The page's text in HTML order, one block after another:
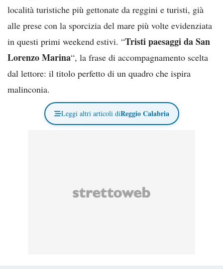
località turistiche più gettonate da reggini e turisti, già
alle prese con la sporcizia del mare più volte evidenziata
in questi primi weekend estivi. “Tristi paesaggi da San
Lorenzo Marina“, la frase di accompagnamento scelta
dal lettore: il titolo perfetto di un quadro che ispira
malinconia.
Leggi altri articoli diReggio Calabria